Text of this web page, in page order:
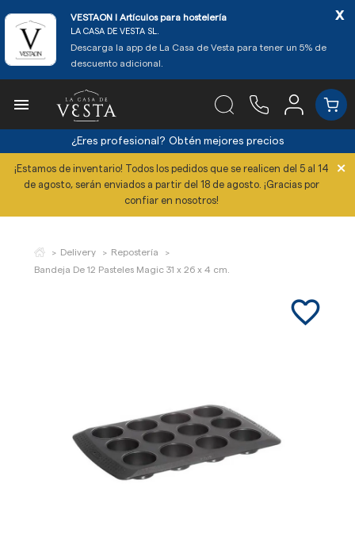
VESTAON l Artículos para hostelería
LA CASA DE VESTA SL.
Descarga la app de La Casa de Vesta para tener un 5% de
descuento adicional.
x

¿Eres profesional? Obtén mejores precios
¡Estamos de inventario! Todos los pedidos que se realicen del 5 al 14
de agosto, serán enviados a partir del 18 de agosto. ¡Gracias por
confiar en nosotros!
×
Delivery
Repostería
Bandeja De 12 Pasteles Magic 31 x 26 x 4 cm.
favorite_border